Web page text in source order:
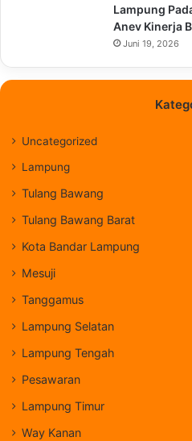
Lampung
Anev Kinerja
Juni 19, 2026
Uncategorized
Lampung
Tulang Bawang
Tulang Bawang Barat
Kota Bandar Lampung
Mesuji
Tanggamus
Lampung Selatan
Lampung Tengah
Pesawaran
Lampung Timur
Way Kanan